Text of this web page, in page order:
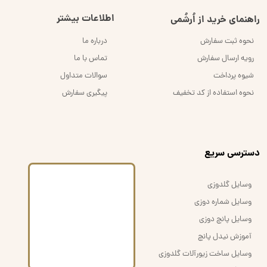
راهنمای خرید از اُرشُمی
نحوه ثبت سفارش
رویه ارسال سفارش
شیوه پرداخت
نحوه استفاده از کد تخفیف
اطلاعات بیشتر
درباره ما
تماس با ما
سوالات متداول
پیگیری سفارش
​دسترسی سریع
وسایل گلدوزی
وسایل شماره دوزی
وسایل پانچ دوزی
آموزش نیدل پانچ
وسایل ساخت زیورآلات گلدوزی